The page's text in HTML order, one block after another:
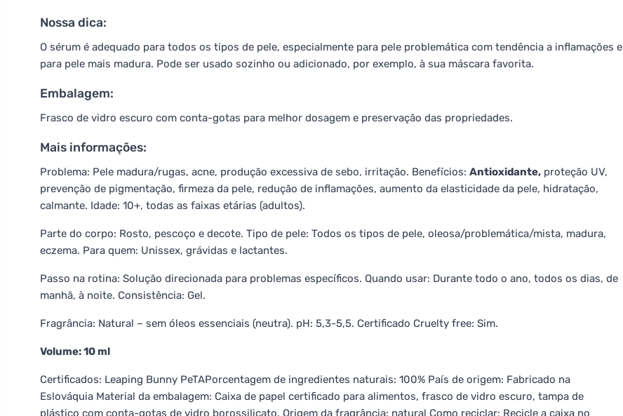
Nossa dica:
O sérum é adequado para todos os tipos de pele, especialmente para pele problemática com tendência a inflamações e
para pele mais madura. Pode ser usado sozinho ou adicionado, por exemplo, à sua máscara favorita.
Embalagem:
Frasco de vidro escuro com conta-gotas para melhor dosagem e preservação das propriedades.
Mais informações:
Problema: Pele madura/rugas, acne, produção excessiva de sebo, irritação. Benefícios: Antioxidante, proteção UV,
prevenção de pigmentação, firmeza da pele, redução de inflamações, aumento da elasticidade da pele, hidratação,
calmante. Idade: 10+, todas as faixas etárias (adultos).
Parte do corpo: Rosto, pescoço e decote. Tipo de pele: Todos os tipos de pele, oleosa/problemática/mista, madura,
eczema. Para quem: Unissex, grávidas e lactantes.
Passo na rotina: Solução direcionada para problemas específicos. Quando usar: Durante todo o ano, todos os dias, de
manhã, à noite. Consistência: Gel.
Fragrância: Natural – sem óleos essenciais (neutra). pH: 5,3-5,5. Certificado Cruelty free: Sim.
Volume: 10 ml
Certificados: Leaping Bunny PeTAPorcentagem de ingredientes naturais: 100% País de origem: Fabricado na
Eslováquia Material da embalagem: Caixa de papel certificado para alimentos, frasco de vidro escuro, tampa de
plástico com conta-gotas de vidro borossilicato. Origem da fragrância: natural Como reciclar: Recicle a caixa no